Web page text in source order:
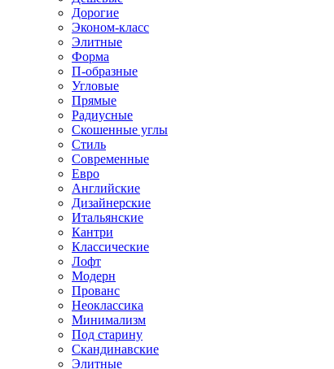
Дорогие
Эконом-класс
Элитные
Форма
П-образные
Угловые
Прямые
Радиусные
Скошенные углы
Стиль
Современные
Евро
Английские
Дизайнерские
Итальянские
Кантри
Классические
Лофт
Модерн
Прованс
Неоклассика
Минимализм
Под старину
Скандинавские
Элитные